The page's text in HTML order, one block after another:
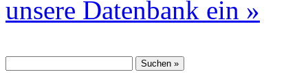
unsere Datenbank ein »